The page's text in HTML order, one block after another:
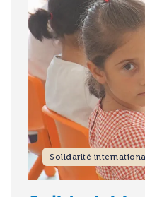
Solidarité